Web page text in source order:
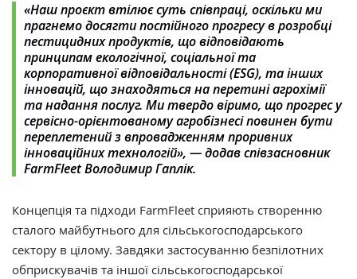
«Наш проєкт втілює суть співпраці, оскільки ми
прагнемо досягти постійного прогресу в розробці
пестицидних продуктів, що відповідають
принципам екологічної, соціальної та
корпоративної відповідальності (ESG), та інших
інновацій, що знаходяться на перетині агрохімії
та надання послуг. Ми твердо віримо, що прогрес у
сервісно-орієнтованому агробізнесі повинен бути
переплетений з впровадженням проривних
інноваційних технологій», — додав співзасновник
FarmFleet Володимир Гаплік.
Концепція та підходи FarmFleet сприяють створенню
сталого майбутнього для сільськогосподарського
сектору в цілому. Завдяки застосуванню безпілотних
обприскувачів та іншої сільськогосподарської